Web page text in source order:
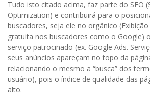
Tudo isto citado acima, faz parte do SEO
Optimization) e contribuirá para o
buscadores, seja ele no orgânico
gratuita nos buscadores como o Google)
serviço patrocinado (ex. Google Ads.
seus anúncios apareçam no topo da
relacionando o mesmo a “busca” dos
usuário), pois o índice de qualidade das
alto.